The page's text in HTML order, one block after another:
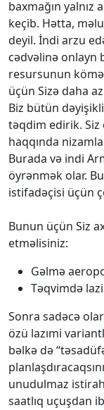
baxmağın
keçib. Hətta,
deyil. İndi arzu
cədvəlinə onlayn
resursunun
üçün Sizə daha
Biz bütün
təqdim edirik.
haqqında
Burada və indi
öyrənmək olar.
istifadəçisi üçün
Bunun üçün Siz
etməlisiniz:
Gəlmə
Təqvimdə
Sonra sadəcə
özü lazımi
bəlkə də
unudulmaz
saatlıq uçuşdan